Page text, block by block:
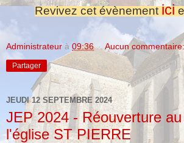
Revivez cet évènement ici
Administrateur à 09:36 Aucun commentaire:
Partager
JEUDI 12 SEPTEMBRE 2024
JEP 2024 - Réouverture
l'église ST PIERRE